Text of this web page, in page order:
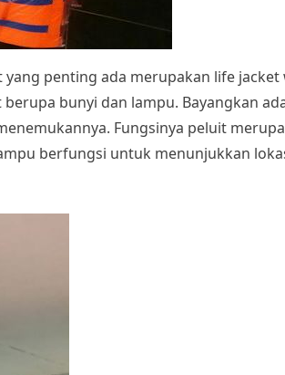
penting ada merupakan life
bunyi dan lampu. Bayangkan
Fungsinya peluit
berfungsi untuk menunjukkan